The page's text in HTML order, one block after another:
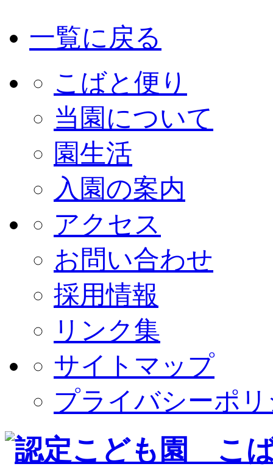
一覧に戻る
こばと便り
当園について
園生活
入園の案内
アクセス
お問い合わせ
採用情報
リンク集
サイトマップ
プライバシーポ